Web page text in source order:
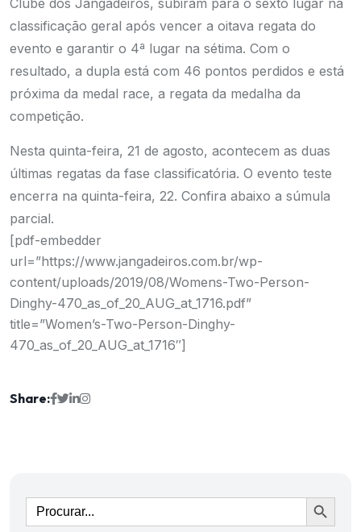
Clube dos Jangadeiros, subiram para o sexto lugar na
classificação geral após vencer a oitava regata do
evento e garantir o 4ª lugar na sétima. Com o
resultado, a dupla está com 46 pontos perdidos e está
próxima da medal race, a regata da medalha da
competição.
Nesta quinta-feira, 21 de agosto, acontecem as duas
últimas regatas da fase classificatória. O evento teste
encerra na quinta-feira, 22. Confira abaixo a súmula
parcial.
[pdf-embedder
url=”https://www.jangadeiros.com.br/wp-
content/uploads/2019/08/Womens-Two-Person-
Dinghy-470_as_of_20_AUG_at_1716.pdf”
title=”Women’s-Two-Person-Dinghy-
470_as_of_20_AUG_at_1716″]
Share:
Ir